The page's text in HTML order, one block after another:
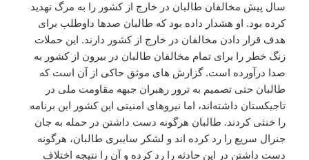
سال پیش مخالفان طالبان در خارج از کشور را به مرگ تهدید
کرده بود. او هشدار داده بود که طالبان صدها داوطلب برای
هدف‌ قرار دادن مخالفان در خارج از کشور دارند. این حملات
زنگ خطر را برای تمام مخالفان طالبان در بیرون از کشور به
صدا درآورده است. گزارش های موثق حاکی از آن است که
طالبان حتی تصمیم به ترور رهبران جبهه مقاومت ملی در
تاجیکستان داشته‌اند، اما نیروهای امنیتی این کشور این برنامه
را خنثی کردند. طالبان هرگونه دست داشتن در حمله به جان
جنرال سریع را رد کرده اند و لشکر سایبری طالبان، هرگونه
دست داشتن در این حادثه را رد کرده و آن را نتیجه اختلاف